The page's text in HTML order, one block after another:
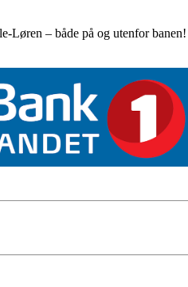
Løren – både på og utenfor banen!